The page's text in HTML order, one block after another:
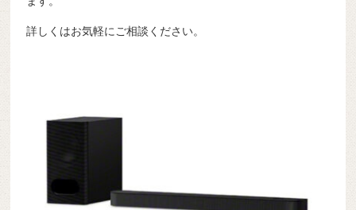
詳しくはお気軽にご相談ください。